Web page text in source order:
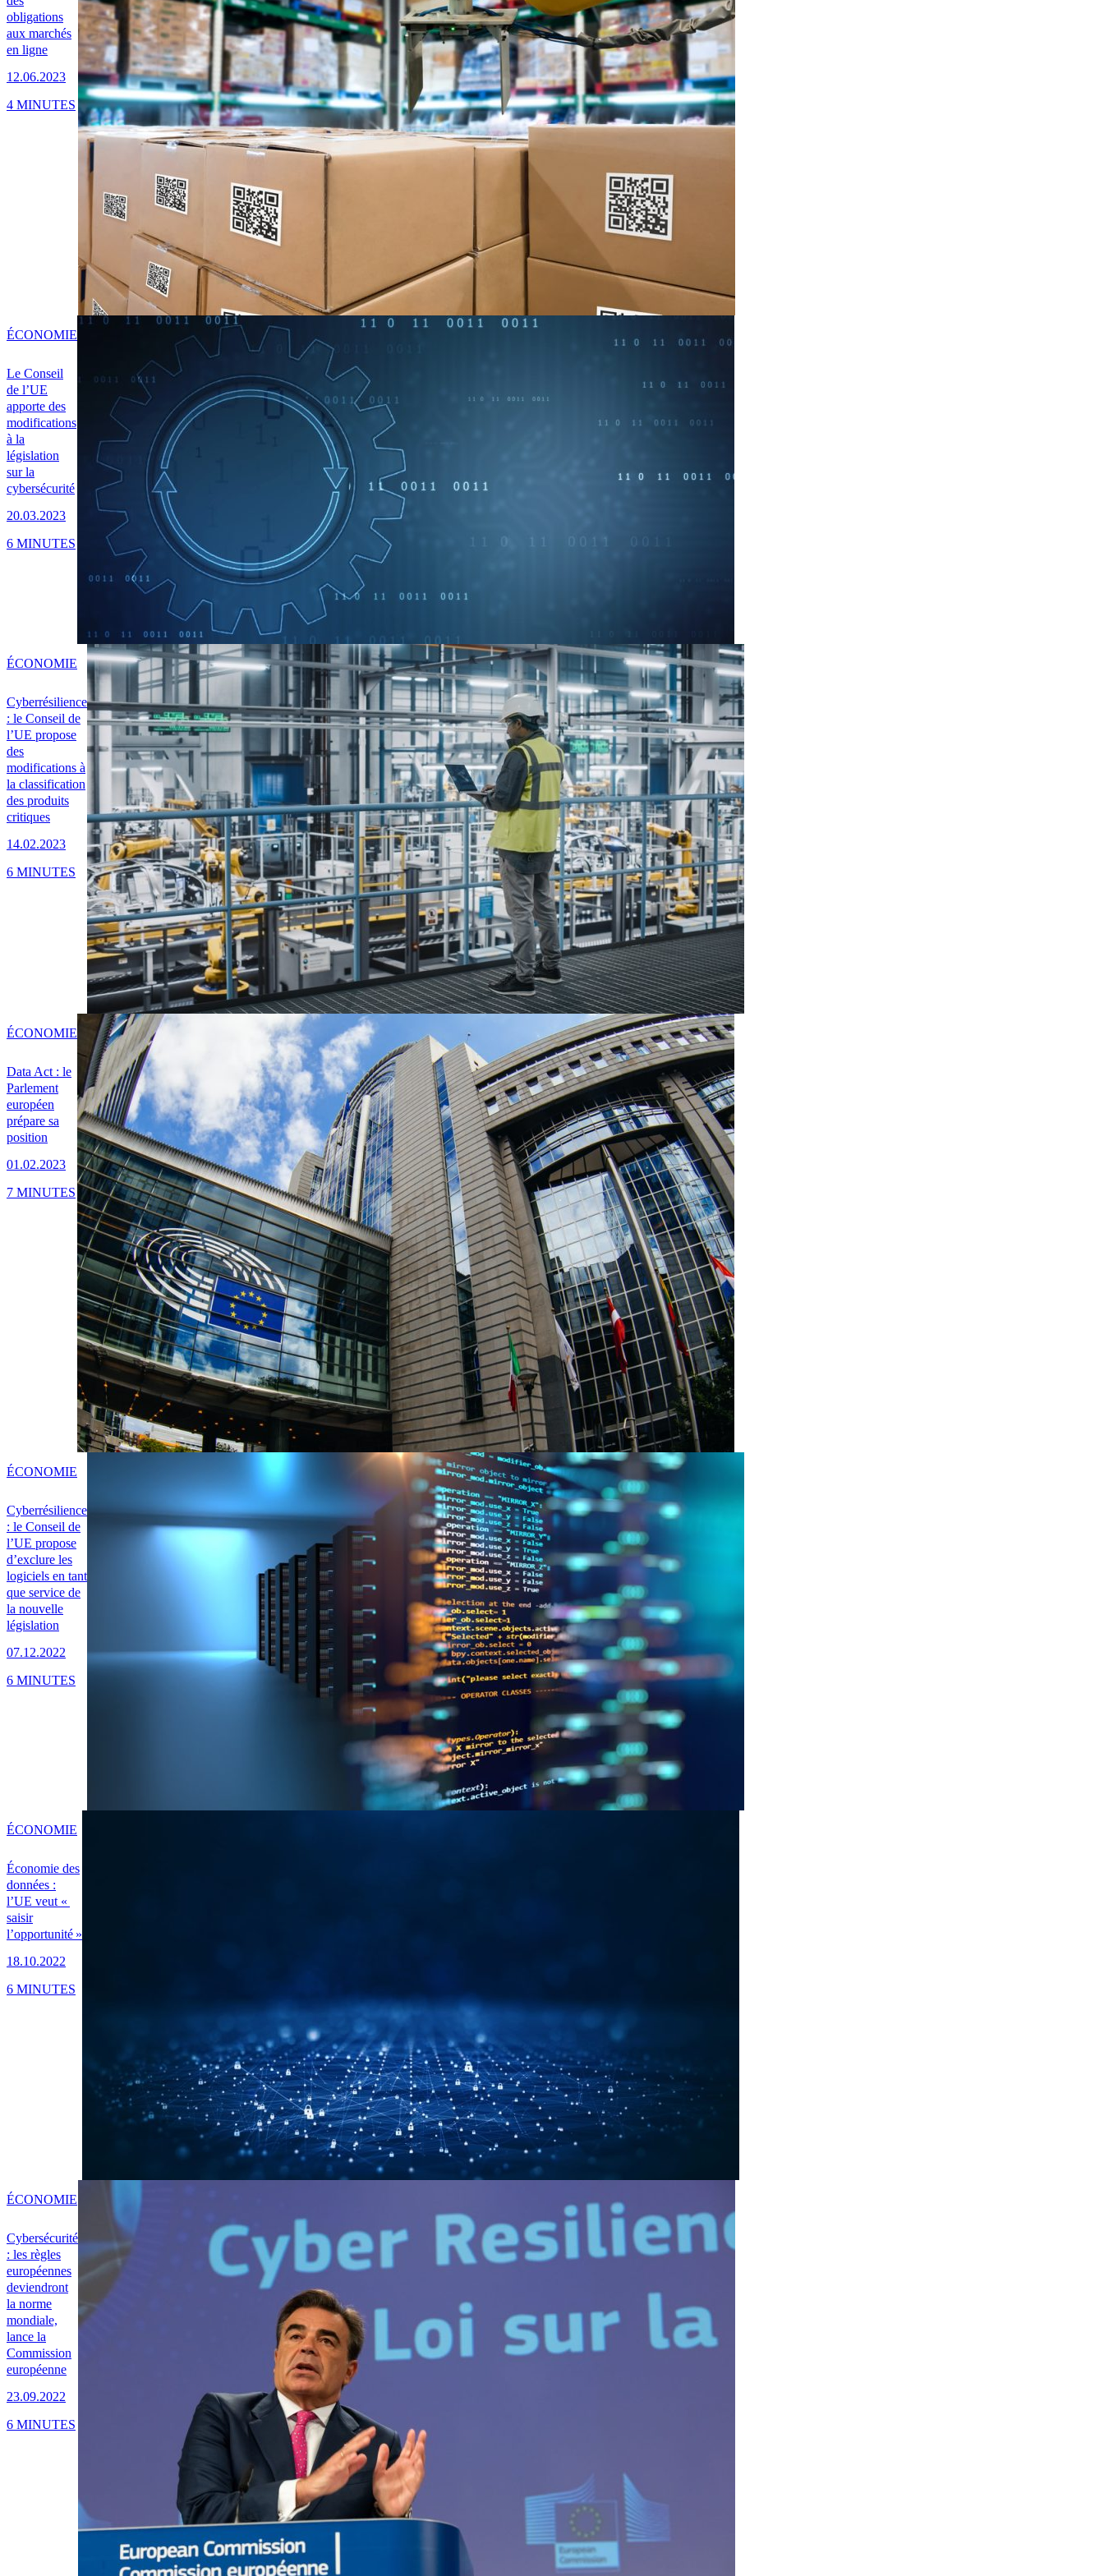
obligations
aux marchés
en ligne
12.06.2023
4 MINUTES
Le Conseil
de l’UE
apporte des
modifications
à la
législation
sur la
cybersécurité
20.03.2023
ÉCONOMIE
6 MINUTES
Cyberrésilience
: le Conseil de
l’UE propose
des
modifications à
la classification
des produits
critiques
14.02.2023
ÉCONOMIE
6 MINUTES
Data Act : le
Parlement
européen
prépare sa
position
01.02.2023
ÉCONOMIE
7 MINUTES
Cyberrésilience
: le Conseil de
l’UE propose
d’exclure les
logiciels en tant
que service de
la nouvelle
législation
07.12.2022
ÉCONOMIE
6 MINUTES
Économie des
données :
l’UE veut «
saisir
l’opportunité »
18.10.2022
ÉCONOMIE
6 MINUTES
Cybersécurité
: les règles
européennes
deviendront
la norme
mondiale,
lance la
Commission
européenne
23.09.2022
ÉCONOMIE
6 MINUTES